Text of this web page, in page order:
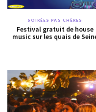
SOIRÉES PAS CHÈRES
Festival gratuit de house
music sur les quais de